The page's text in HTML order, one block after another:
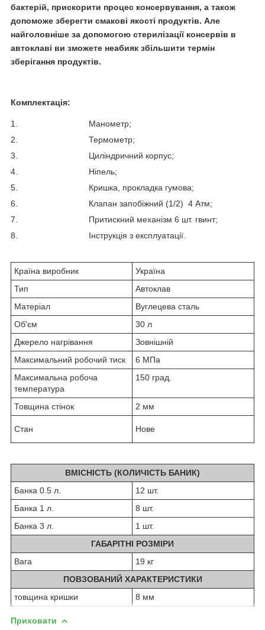
бактерій, прискорити процес консервування, а також
допоможе зберегти смакові якості продуктів. Але
найголовніше за допомогою стерилізації консервів в
автоклаві ви зможете неабияк збільшити термін
зберігання продуктів.
Комплектація:
1. Манометр;
2. Термометр;
3. Циліндричний корпус;
4. Ніпель;
5. Кришка, прокладка гумова;
6. Клапан запобіжний (1/2) 4 Атм;
7. Притискний механізм 6 шт. гвинт;
8. Інструкція з експлуатації.
Країна виробник
Україна
Тип
Автоклав
Матеріал
Вуглецева сталь
Об'єм
30 л
Джерело нагрівання
Зовнішній
Максимальний робочий тиск
6 МПа
Максимальна робоча
температура
150 град.
Товщина стінок 2 мм
Стан Нове
ВМІСНІСТЬ (КОЛИЧІСТЬ БАНИК)
Банка 0.5 л.
12 шт.
Банка 1 л.
8 шт.
Банка 3 л.
1 шт.
ГАБАРІТНІ РОЗМІРИ
Вага
19 кг
ПОВЗОВАНИЙ ХАРАКТЕРИСТИКИ
товщина кришки
8 мм
Приховати